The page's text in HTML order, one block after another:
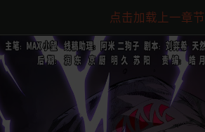
点击加载上一章节